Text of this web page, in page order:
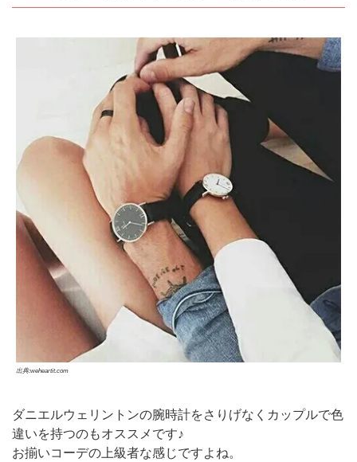
出典:weheartit.com
ダニエルウェリントンの腕時計をさりげなくカップルで色
違いを持つのもオススメです♪
お揃いコーデの上級者な感じですよね。